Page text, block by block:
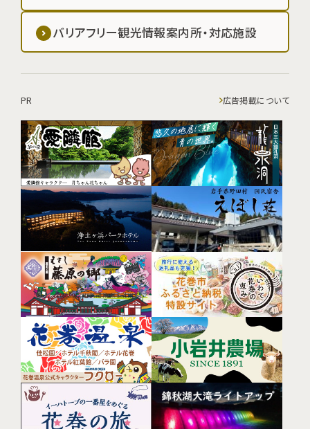
バリアフリー観光情報案内所・対応施設
PR 広告掲載について